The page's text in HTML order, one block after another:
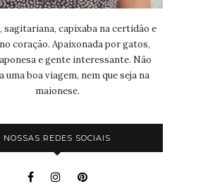
sagitariana, capixaba na certidão e
coração. Apaixonada por gatos,
e gente interessante. Não
uma boa viagem, nem que seja na
maionese.
NOSSAS REDES SOCIAIS